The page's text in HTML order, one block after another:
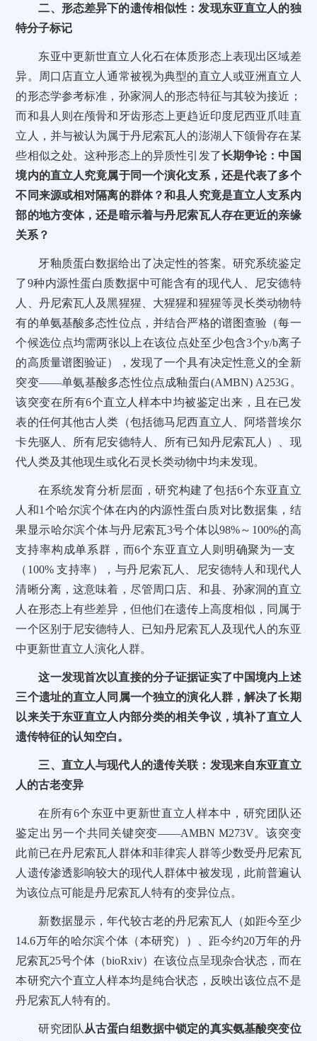
二、形态差异下的遗传相似性：发现东亚直立人的独
特分子标记
东亚中更新世直立人化石在体质形态上表现出区域差
异。周口店直立人通常被视为典型的直立人或亚洲直立人
的形态学参考标准，孙家洞人的形态特征与其较为接近；
而和县人则在颅骨和牙齿形态上更趋近印度尼西亚爪哇直
立人，并与被认为属于丹尼索瓦人的澎湖人下颌骨存在某
些相似之处。这种形态上的异质性引发了长期争论：中国
境内的直立人究竟属于同一个演化支系，还是代表了多个
不同来源或相对隔离的群体？和县人究竟是直立人支系内
部的地方变体，还是暗示着与丹尼索瓦人存在更近的亲缘
关系？
牙釉质蛋白数据给出了决定性的答案。研究系统鉴定
了9种内源性蛋白质数据中可能含有的现代人、尼安德特
人、丹尼索瓦人及黑猩猩、大猩猩和猩猩等灵长类动物特
有的单氨基酸多态性位点，并结合严格的谱图查验（每一
个候选位点均需两张以上在该位点处至少包含3个y/b离子
的高质量谱图验证），发现了一个具有决定性意义的全新
突变——单氨基酸多态性位点成釉蛋白(AMBN) A253G。
该突变在所有6个直立人样本中均被鉴定出来，且在已发
表的任何其他古人类（包括德马尼西直立人、阿塔普埃尔
卡先驱人、所有尼安德特人、所有已知丹尼索瓦人）、现
代人类及其他现生或化石灵长类动物中均未发现。
在系统发育分析层面，研究构建了包括6个东亚直立
人和1个哈尔滨个体在内的内源性蛋白质对比数据集，结
果显示哈尔滨个体与丹尼索瓦3号个体以98%～100%的高
支持率构成单系群，而6个东亚直立人则明确聚为一支
（100% 支持率），与丹尼索瓦人、尼安德特人和现代人
清晰分离，这意味着，尽管周口店、和县、孙家洞的直立
人在形态上有些差异，但他们在遗传上高度相似，同属于
一个区别于尼安德特人、已知丹尼索瓦人及现代人的东亚
中更新世直立人演化人群。
这一发现首次以直接的分子证据证实了中国境内上述
三个遗址的直立人同属一个独立的演化人群，解决了长期
以来关于东亚直立人内部分类的相关争议，填补了直立人
遗传特征的认知空白。
三、直立人与现代人的遗传关联：发现来自东亚直立
人的古老变异
在所有6个东亚中更新世直立人样本中，研究团队还
鉴定出另一个共同关键突变——AMBN M273V。该突变
此前已在丹尼索瓦人群体和菲律宾人群等少数受丹尼索瓦
人遗传渗透影响较大的现代人群体中被发现，此前普遍认
为该位点可能是丹尼索瓦人特有的变异位点。
新数据显示，年代较古老的丹尼索瓦人（如距今至少
14.6万年的哈尔滨个体（本研究））、距今约20万年的丹
尼索瓦25号个体（bioRxiv）在该位点呈现杂合状态，而在
本研究六个直立人样本均是纯合状态，反映出该位点不是
丹尼索瓦人特有的。
研究团队 从古蛋白组数据中锁定的真实氨基酸突变位